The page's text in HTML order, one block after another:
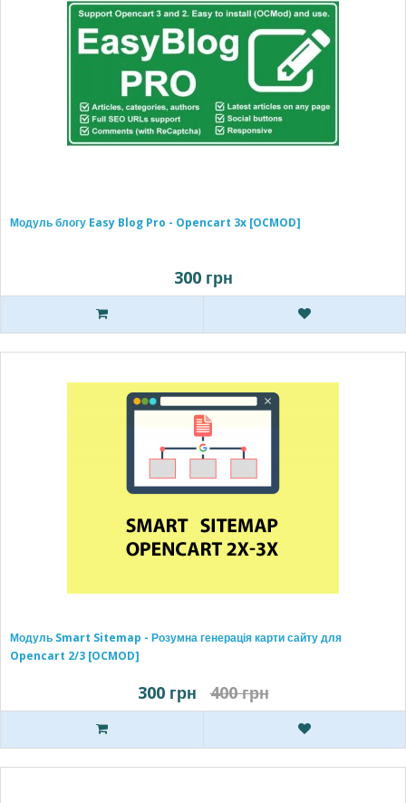
Модуль блогу Easy Blog Pro - Opencart 3x [OCMOD]
300 грн
Модуль Smart Sitemap - Розумна генерація карти сайту для
Opencart 2/3 [OCMOD]
300 грн 400 грн